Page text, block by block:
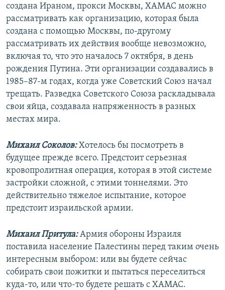
создана Ираном, прокси Москвы, ХАМАС можно
рассматривать как организацию, которая была
создана с помощью Москвы, по-другому
рассматривать их действия вообще невозможно,
включая то, что это началось 7 октября, в день
рождения Путина. Эти организации создавались в
1985–87-м годах, когда уже Советский Союз начал
трещать. Разведка Советского Союза раскладывала
свои яйца, создавала напряженность в разных
местах мира.
Михаил Соколов:Хотелось бы посмотреть в
будущее прежде всего. Предстоит серьезная
кровопролитная операция, которая в этой системе
застройки сложной, с этими тоннелями. Это
действительно тяжелое испытание, которое
предстоит израильской армии.
Михаил Притула:Армия обороны Израиля
поставила население Палестины перед таким очень
интересным выбором: или вы будете сейчас
собирать свои пожитки и пытаться переселиться
куда-то, или что-то будете решать с ХАМАС.